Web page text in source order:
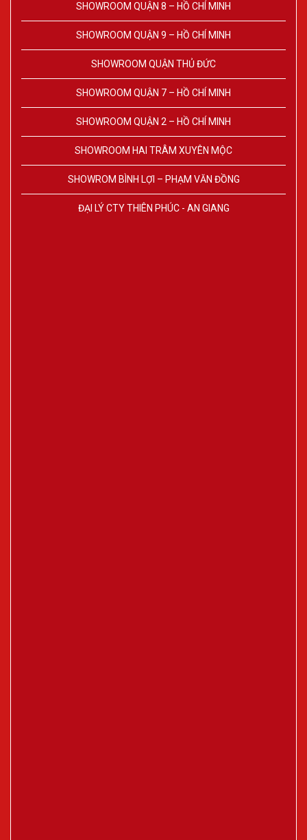
SHOWROOM QUẬN 8 – HỒ CHÍ MINH
SHOWROOM QUẬN 9 – HỒ CHÍ MINH
SHOWROOM QUẬN THỦ ĐỨC
SHOWROOM QUẬN 7 – HỒ CHÍ MINH
SHOWROOM QUẬN 2 – HỒ CHÍ MINH
SHOWROOM HAI TRÂM XUYÊN MỘC
SHOWROM BÌNH LỢI – PHẠM VĂN ĐỒNG
ĐẠI LÝ CTY THIÊN PHÚC - AN GIANG